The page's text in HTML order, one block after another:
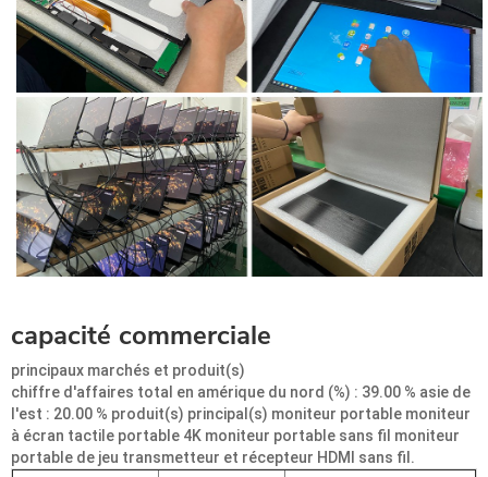
capacité commerciale
principaux marchés et produit(s)
chiffre d'affaires total en amérique du nord (%) : 39.00 % asie de
l'est : 20.00 % produit(s) principal(s) moniteur portable moniteur
à écran tactile portable 4K moniteur portable sans fil moniteur
portable de jeu transmetteur et récepteur HDMI sans fil.